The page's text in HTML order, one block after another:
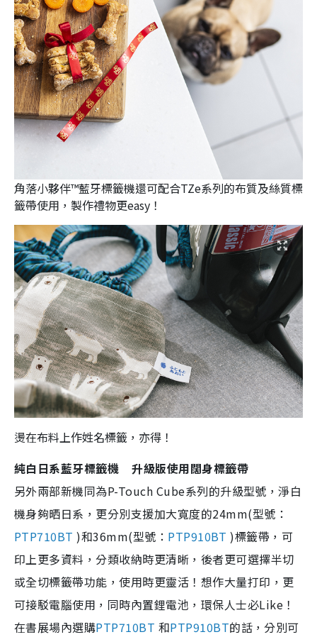
角落小夥伴™藍牙標籤機還可配合TZe系列的布質及絲質標
籤帶使用，製作禮物更easy！
燙在布料上作姓名標籤，亦得！
純白日系藍牙標籤機 升級版使用闊身標籤帶
另外兩部新機同為P-Touch Cube系列的升級型號，淨白
機身夠晒日系，更分別支援加大寬度的24mm(型號：
PTP710BT )和36mm(型號： PTP910BT )標籤帶，可
印上更多資料，分類收納時更清晰，後者更可選擇半切
或全切標籤帶功能，使用時更靈活！想作大量打印，更
可接駁電腦使用，同時內置鋰電池，環保人士必Like！
在書展場內選購PTP710BT 和PTP910BT的話，分別可